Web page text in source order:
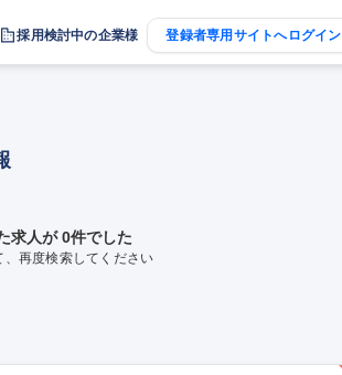
採用検討中の企業様 登録者専用サイトへログイン
求人が 0件でした
、再度検索してください